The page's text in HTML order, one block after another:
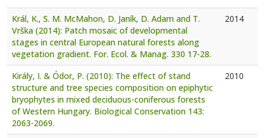
Král, K., S. M. McMahon, D. Janík, D. Adam and T.
Vrška (2014): Patch mosaic of developmental
stages in central European natural forests along
vegetation gradient. For. Ecol. & Manag. 330 17-28.
2014
Király, I. & Ódor, P. (2010): The effect of stand
structure and tree species composition on epiphytic
bryophytes in mixed deciduous-coniferous forests
of Western Hungary. Biological Conservation 143:
2063-2069.
2010